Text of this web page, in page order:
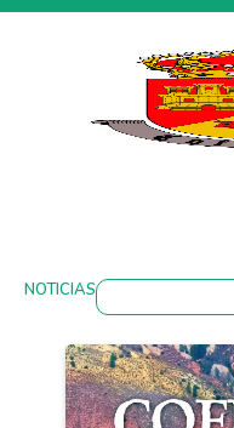
NOTICIAS